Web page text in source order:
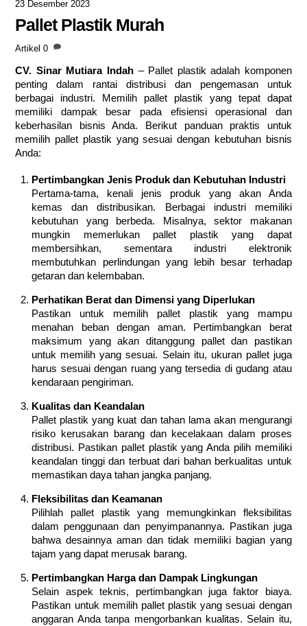
23 Desember 2023
Pallet Plastik Murah
Artikel 0
CV. Sinar Mutiara Indah– Pallet plastik adalah komponen
penting dalam rantai distribusi dan pengemasan untuk
berbagai industri. Memilih pallet plastik yang tepat dapat
memiliki dampak besar pada efisiensi operasional dan
keberhasilan bisnis Anda. Berikut panduan praktis untuk
memilih pallet plastik yang sesuai dengan kebutuhan bisnis
Anda:
Pertimbangkan Jenis Produk dan Kebutuhan Industri
Pertama-tama, kenali jenis produk yang akan Anda
kemas dan distribusikan. Berbagai industri memiliki
kebutuhan yang berbeda. Misalnya, sektor makanan
mungkin memerlukan pallet plastik yang dapat
membersihkan, sementara industri elektronik
membutuhkan perlindungan yang lebih besar terhadap
getaran dan kelembaban.
Perhatikan Berat dan Dimensi yang Diperlukan
Pastikan untuk memilih pallet plastik yang mampu
menahan beban dengan aman. Pertimbangkan berat
maksimum yang akan ditanggung pallet dan pastikan
untuk memilih yang sesuai. Selain itu, ukuran pallet juga
harus sesuai dengan ruang yang tersedia di gudang atau
kendaraan pengiriman.
Kualitas dan Keandalan
Pallet plastik yang kuat dan tahan lama akan mengurangi
risiko kerusakan barang dan kecelakaan dalam proses
distribusi. Pastikan pallet plastik yang Anda pilih memiliki
keandalan tinggi dan terbuat dari bahan berkualitas untuk
memastikan daya tahan jangka panjang.
Fleksibilitas dan Keamanan
Pilihlah pallet plastik yang memungkinkan fleksibilitas
dalam penggunaan dan penyimpanannya. Pastikan juga
bahwa desainnya aman dan tidak memiliki bagian yang
tajam yang dapat merusak barang.
Pertimbangkan Harga dan Dampak Lingkungan
Selain aspek teknis, pertimbangkan juga faktor biaya.
Pastikan untuk memilih pallet plastik yang sesuai dengan
anggaran Anda tanpa mengorbankan kualitas. Selain itu,